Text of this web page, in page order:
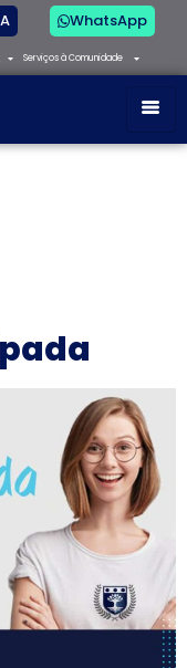
WhatsApp
Serviços à Comunidade